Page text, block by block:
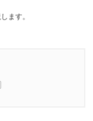
ます。